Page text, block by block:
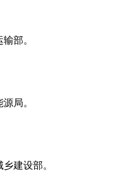
部。
局。
建设部。